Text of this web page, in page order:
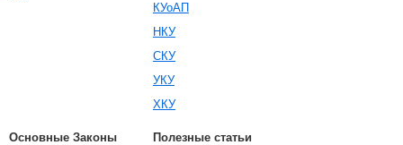
КУоАП
НКУ
СКУ
УКУ
ХКУ
Основные Законы
Полезные статьи